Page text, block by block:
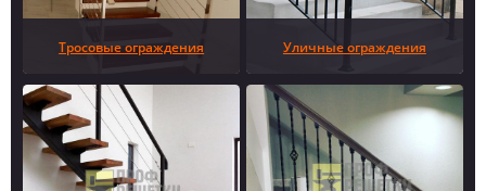
Тросовые ограждения Уличные ограждения